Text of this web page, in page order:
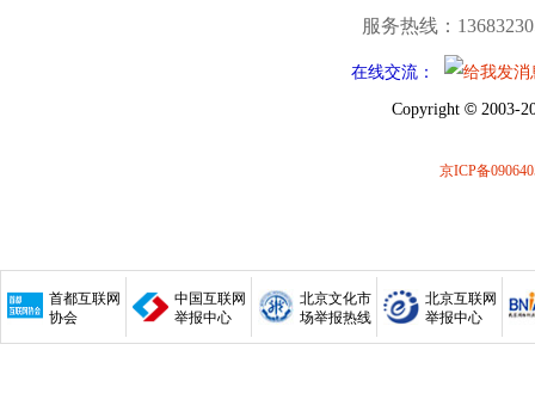
服务热线：
在线交流：
Copyright © 2003-
京ICP备
首都互联网
协会
中国互联网
举报中心
北京文化市
场举报热线
北京互联网
举报中心